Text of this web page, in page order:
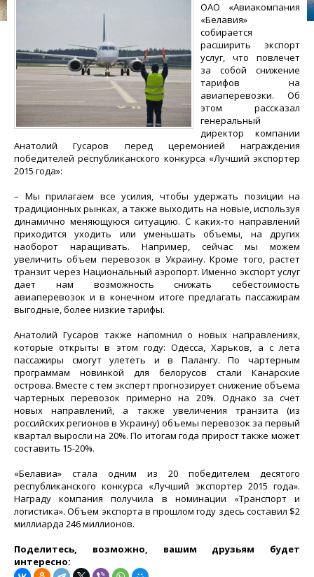
ОАО «Авиакомпания
«Белавия»
собирается
расширить экспорт
услуг, что повлечет
за собой снижение
тарифов на
авиаперевозки. Об
этом рассказал
генеральный
директор компании
Анатолий Гусаров перед церемонией награждения
победителей республиканского конкурса «Лучший экспортер
2015 года»:
– Мы прилагаем все усилия, чтобы удержать позиции на
традиционных рынках, а также выходить на новые, используя
динамично меняющуюся ситуацию. С каких-то направлений
приходится уходить или уменьшать объемы, на других
наоборот наращивать. Например, сейчас мы можем
увеличить объем перевозок в Украину. Кроме того, растет
транзит через Национальный аэропорт. Именно экспорт услуг
дает нам возможность снижать себестоимость
авиаперевозок и в конечном итоге предлагать пассажирам
выгодные, более низкие тарифы.
Анатолий Гусаров также напомнил о новых направлениях,
которые открыты в этом году: Одесса, Харьков, а с лета
пассажиры смогут улететь и в Палангу. По чартерным
программам новинкой для белорусов стали Канарские
острова. Вместе с тем эксперт прогнозирует снижение объема
чартерных перевозок примерно на 20%. Однако за счет
новых направлений, а также увеличения транзита (из
российских регионов в Украину) объемы перевозок за первый
квартал выросли на 20%. По итогам года прирост также может
составить 15-20%.
«Белавиа» стала одним из 20 победителем десятого
республиканского конкурса «Лучший экспортер 2015 года».
Награду компания получила в номинации «Транспорт и
логистика». Объем экспорта в прошлом году здесь составил $2
миллиарда 246 миллионов.
Поделитесь, возможно, вашим друзьям будет
интересно: